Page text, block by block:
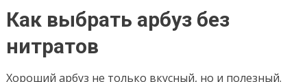
Как выбрать арбуз без
нитратов
Хороший арбуз не только вкусный, но и полезный.